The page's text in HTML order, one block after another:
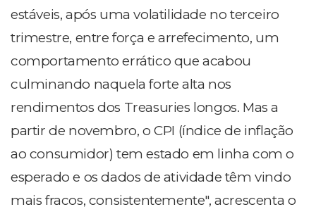
estáveis, após uma volatilidade no terceiro
trimestre, entre força e arrefecimento, um
comportamento errático que acabou
culminando naquela forte alta nos
rendimentos dos Treasuries longos. Mas a
partir de novembro, o CPI (índice de inflação
ao consumidor) tem estado em linha com o
esperado e os dados de atividade têm vindo
mais fracos, consistentemente", acrescenta o